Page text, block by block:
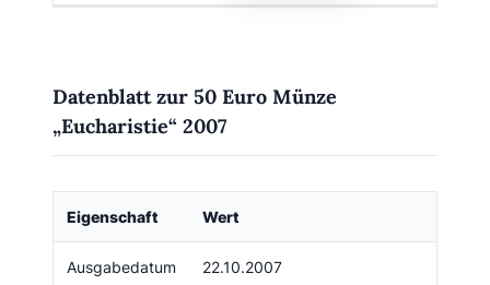
Datenblatt zur 50 Euro Münze
„Eucharistie“ 2007
Eigenschaft Wert
Ausgabedatum 22.10.2007